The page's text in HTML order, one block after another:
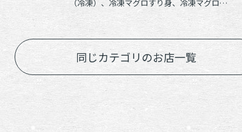
（冷凍）、冷凍マグロすり身、冷凍マグロほ
ほ肉、冷凍マグロヒレ肉、冷凍マグロ頭肉、
冷凍養殖本マグロ中とろ入り切落し
同じカテゴリのお店一覧